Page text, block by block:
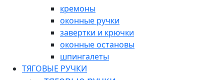
кремоны
оконные ручки
завертки и крючки
оконные остановы
шпингалеты
ТЯГОВЫЕ РУЧКИ